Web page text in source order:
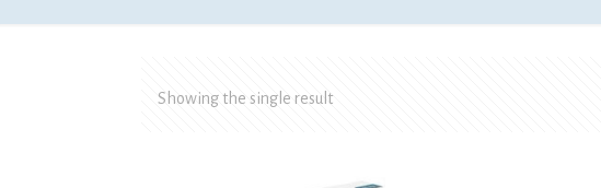
Showing the single result